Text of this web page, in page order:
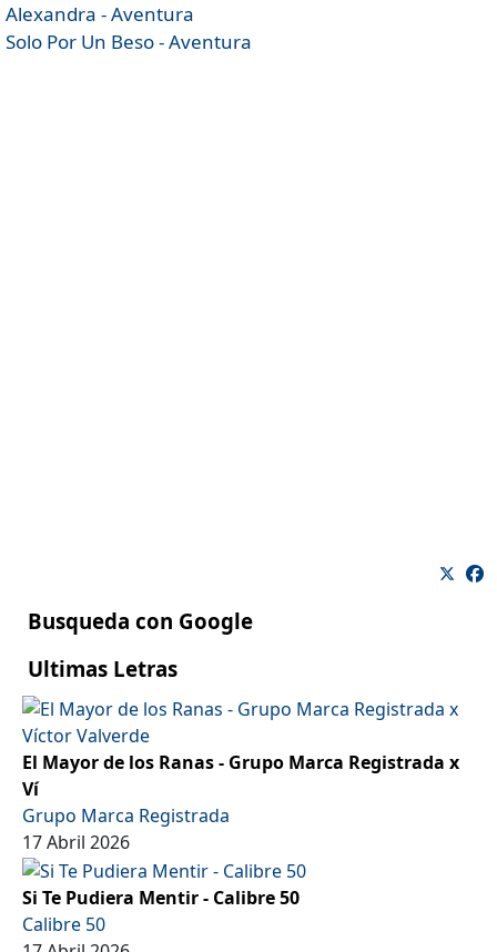
Alexandra - Aventura
Solo Por Un Beso - Aventura
Busqueda con Google
Ultimas Letras
El Mayor de los Ranas - Grupo Marca Registrada x
Ví
Grupo Marca Registrada
17 Abril 2026
Si Te Pudiera Mentir - Calibre 50
Calibre 50